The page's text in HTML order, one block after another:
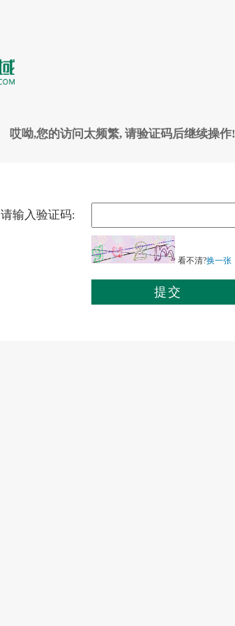
哎呦,您的访问太频繁, 请验证码后继续操作!
请输入验证码:
看不清?换一张